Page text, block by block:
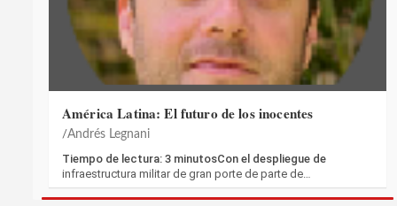
América Latina: El futuro de los inocentes
Andrés Legnani
Tiempo de lectura: 3 minutosCon el despliegue de
infraestructura militar de gran porte de parte de…